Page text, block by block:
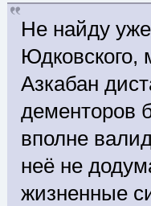
Не найду
Юдковского,
Азкабан
дементоров
вполне
неё не
жизненные